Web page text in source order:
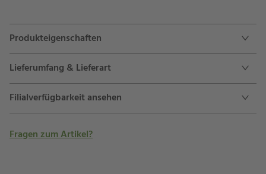
Produkteigenschaften
Lieferumfang & Lieferart
Filialverfügbarkeit ansehen
Fragen zum Artikel?